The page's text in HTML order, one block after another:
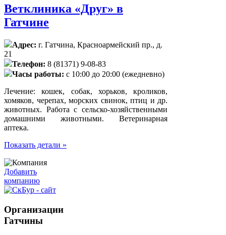
Ветклиника «Друг» в
Гатчине
Адрес: г. Гатчина, Красноармейский пр., д.
21
Телефон: 8 (81371) 9-08-83
Часы работы: с 10:00 до 20:00 (ежедневно)
Лечение: кошек, собак, хорьков, кроликов,
хомяков, черепах, морских свинок, птиц и др.
животных. Работа с сельско-хозяйственными
домашними животными. Ветеринарная
аптека.
Показать детали »
Добавить
компанию
Организации
Гатчины